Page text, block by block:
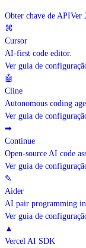
Obter chave de APIVer
⌘
Cursor
AI-first code editor.
Ver guia de
🤖
Cline
Autonomous coding
Ver guia de
➡
Continue
Open-source AI code
Ver guia de
✎
Aider
AI pair programming
Ver guia de
▲
Vercel AI SDK